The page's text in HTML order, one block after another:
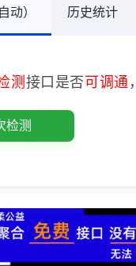
动） 历史统计
测 接口是否可调通
检测